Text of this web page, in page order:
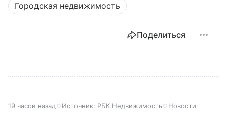
Городская недвижимость
Поделиться
19 часов назад Источник: РБК Недвижимость Новости